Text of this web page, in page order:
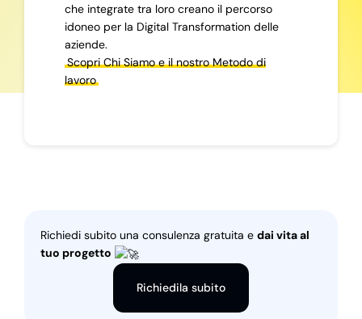
che integrate tra loro creano il percorso
idoneo per la Digital Transformation delle
aziende.
Scopri Chi Siamo e il nostro Metodo di
lavoro
Richiedi subito una consulenza gratuita e dai vita al
tuo progetto
Richiedila subito